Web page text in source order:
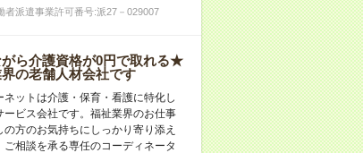
者派遣事業許可番号:派27－029007
ら介護資格が0円で取れる★
の老舗人材会社です
ネットは介護・保育・看護に特化し
ービス会社です。福祉業界のお仕事
の方のお気持ちにしっかり寄り添え
ご相談を承る専任のコーディネータ